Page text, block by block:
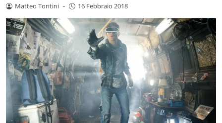
Matteo Tontini - 16 Febbraio 2018